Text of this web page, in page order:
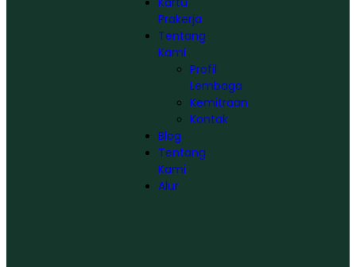
Prakerja
Tentang
Kami
Profil
Lembaga
Kemitraan
Kontak
Blog
Tentang
Kami
Alur